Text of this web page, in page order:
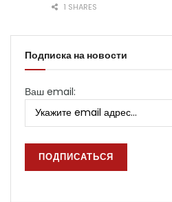
1 SHARES
Подписка на новости
Ваш email: